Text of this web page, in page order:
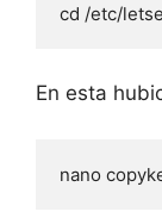
cd /etc/
En esta
nano